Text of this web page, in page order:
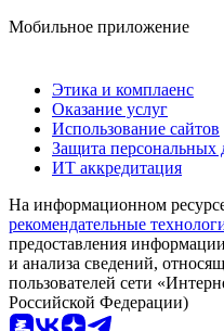
Мобильное приложение
Этика и комплаенс
Оказание услуг
Использование сайтов
Защита персональных
ИТ аккредитация
На информационном
рекомендательные
предоставления
и анализа сведений,
пользователей сети
Российской Федерации)